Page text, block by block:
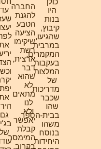
בנות
קיבוץ,
שהגיעו,
במרבית
המקמרים,
בעקבות
המלצות
מדריכות
שכבר
בבית-הספר.
משהו
בנוסח
היחידות
החברה
להגנת
הטבע
הציעה
שיקימו
רשת
ארצית,
דבר
שהוא
לא
מתאים
לנו
ולא
יאפשר
קבלת
המימסר
בקרוב.
עד
שעזרא
יעצור
לפתוח
את
יריעות
הצד.
וכשזה
יקרה,
יפתחו
את
היריעות
גם
בג'יפ
של
עודד.